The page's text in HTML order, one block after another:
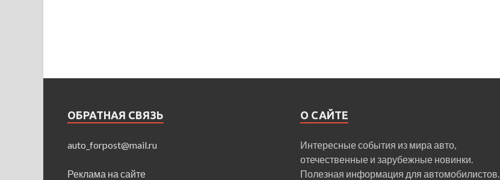
ОБРАТНАЯ СВЯЗЬ
auto_forpost@mail.ru
Реклама на сайте
О САЙТЕ
Интересные события из мира авто,
отечественные и зарубежные новинки.
Полезная информация для автомобилистов.